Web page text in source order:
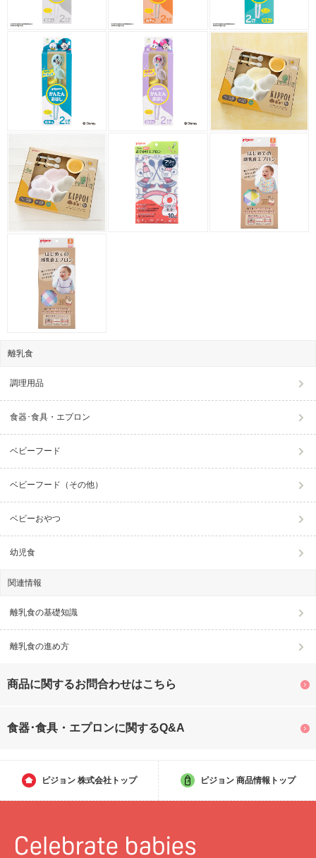
離乳食
調理用品
食器･食具・エプロン
ベビーフード
ベビーフード（その他）
ベビーおやつ
幼児食
関連情報
離乳食の基礎知識
離乳食の進め方
商品に関するお問合わせはこちら
食器･食具・エプロンに関するQ&A
ピジョン 株式会社トップ ピジョン 商品情報トップ